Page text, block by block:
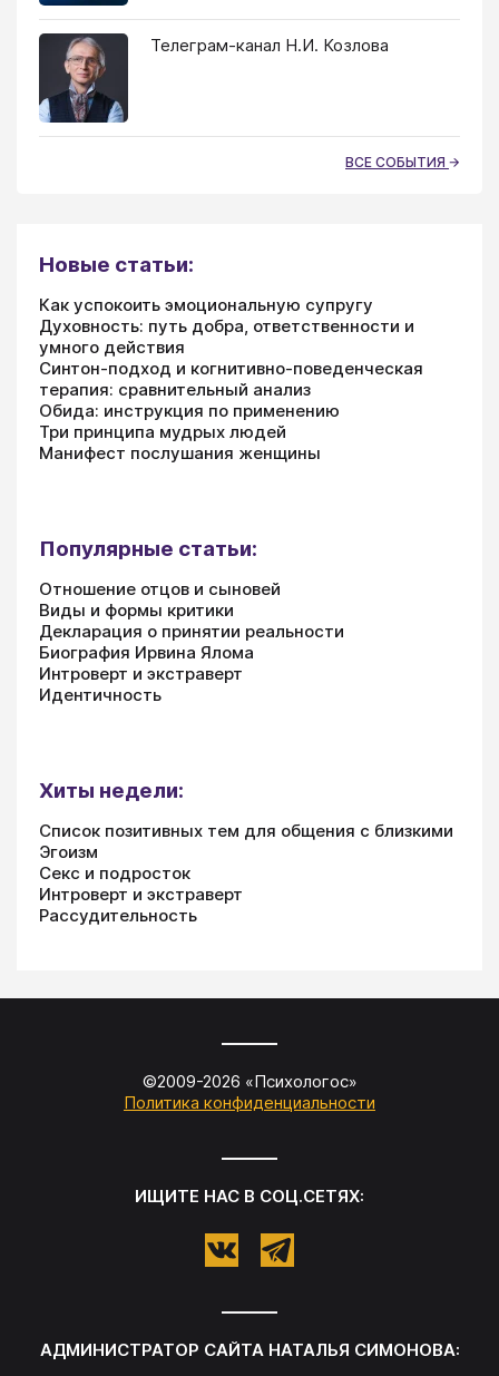
Телеграм-канал Н.И. Козлова
ВСЕ СОБЫТИЯ
Новые статьи:
Как успокоить эмоциональную супругу
Духовность: путь добра, ответственности и
умного действия
Синтон-подход и когнитивно-поведенческая
терапия: сравнительный анализ
Обида: инструкция по применению
Три принципа мудрых людей
Манифест послушания женщины
Популярные статьи:
Отношение отцов и сыновей
Виды и формы критики
Декларация о принятии реальности
Биография Ирвина Ялома
Интроверт и экстраверт
Идентичность
Хиты недели:
Список позитивных тем для общения с близкими
Эгоизм
Секс и подросток
Интроверт и экстраверт
Рассудительность
©2009-2026 «Психологос»
Политика конфиденциальности
ИЩИТЕ НАС В СОЦ.СЕТЯХ:
АДМИНИСТРАТОР САЙТА НАТАЛЬЯ СИМОНОВА: